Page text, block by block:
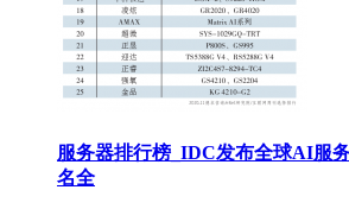
服务器排行榜_IDC发布全球AI服
名全